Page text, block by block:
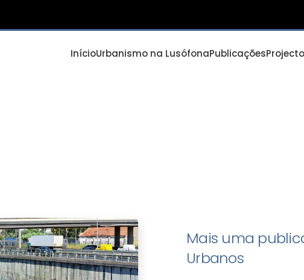
InícioUrbanismo na LusófonaPublicações
Mais uma
Urbanos